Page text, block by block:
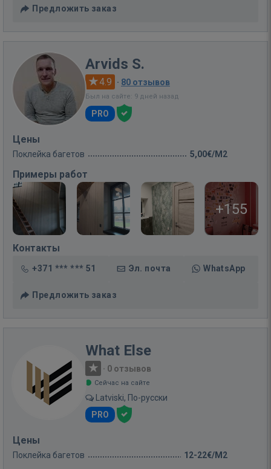
Предложить заказ
Arvids S.
4.9 · 80 отзывов
Был на сайте: 9 дней назад
PRO
Цены
Поклейка багетов 5,00€/M2
Примеры работ
+155
Контакты
+371 *** *** 51 Эл. почта WhatsApp
Предложить заказ
What Else
· 0 отзывов
Сейчас на сайте
Latviski, По-русски
PRO
Цены
Поклейка багетов 12-22€/M2